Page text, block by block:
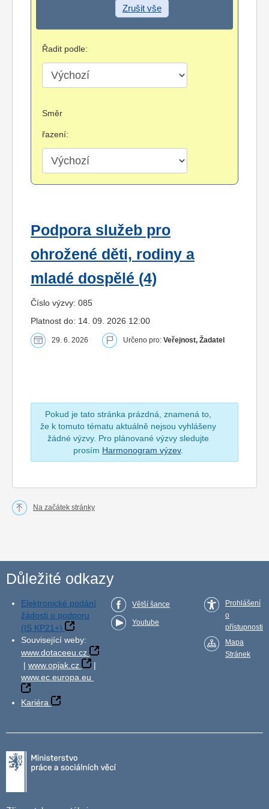
Zrušit vše
Řadit podle:
Směr
řazení:
Podpora služeb pro
ohrožené děti, rodiny a
mladé dospělé (4)
Číslo výzvy: 085
Platnost do: 14. 09. 2026 12:00
29. 6. 2026 Určeno pro: Veřejnost, Žadatel
Pokud je tato stránka prázdná, znamená to,
že k tomuto tématu aktuálně nejsou vyhlášeny
žádné výzvy. Pro plánované výzvy sledujte
prosím Harmonogram výzev.
Na začátek stránky
Důležité odkazy
Elektronické podání
žádosti o podporu
(IS KP21+)
Související weby:
www.dotaceeu.cz
| www.opjak.cz
|
www.ec.europa.eu
Kariéra
Větší šance
Youtube
Prohlášení
o
přístupnosti
Mapa
Stránek